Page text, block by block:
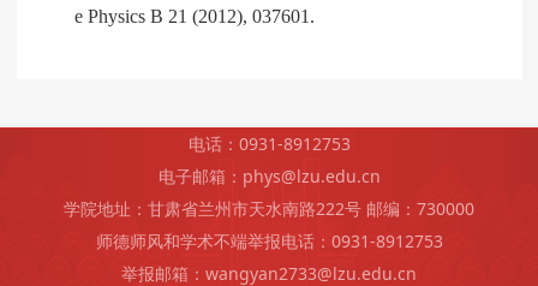
e Physics B 21 (2012), 037601.
电话：0931-8912753
电子邮箱：phys@lzu.edu.cn
学院地址：甘肃省兰州市天水南路222号 邮编：730000
师德师风和学术不端举报电话：0931-8912753
举报邮箱：wangyan2733@lzu.edu.cn